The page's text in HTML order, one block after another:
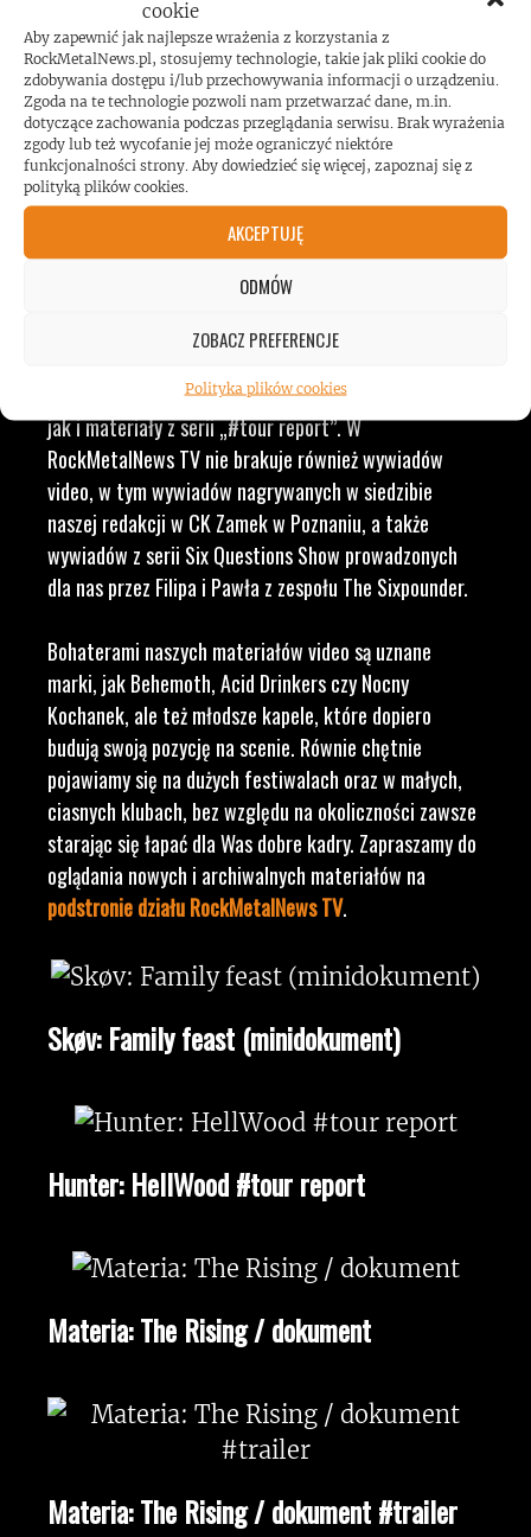
cookie
Aby zapewnić jak najlepsze wrażenia z korzystania z
RockMetalNews.pl, stosujemy technologie, takie jak pliki cookie do
zdobywania dostępu i/lub przechowywania informacji o urządzeniu.
Zgoda na te technologie pozwoli nam przetwarzać dane, m.in.
dotyczące zachowania podczas przeglądania serwisu. Brak wyrażenia
zgody lub też wycofanie jej może ograniczyć niektóre
funkcjonalności strony. Aby dowiedzieć się więcej, zapoznaj się z
polityką plików cookies.
AKCEPTUJĘ
ODMÓW
ZOBACZ PREFERENCJE
Polityka plików cookies
LUDZI ZWIĄZANYCH Z
MUZYKĄ, BY DOSTARCZAĆ
WAM NAJLEPSZE TREŚCI
VIDEO
RockMetalNews TV to ogólny dział, w którym
różnych serii. Znajdziecie tu zarówno minidokumenty,
jak i materiały z serii „#tour report”. W
RockMetalNews TV nie brakuje również wywiadów
video, w tym wywiadów nagrywanych w siedzibie
naszej redakcji w CK Zamek w Poznaniu, a także
wywiadów z serii Six Questions Show prowadzonych
dla nas przez Filipa i Pawła z zespołu The Sixpounder.
Bohaterami naszych materiałów video są uznane
marki, jak Behemoth, Acid Drinkers czy Nocny
Kochanek, ale też młodsze kapele, które dopiero
budują swoją pozycję na scenie. Równie chętnie
pojawiamy się na dużych festiwalach oraz w małych,
ciasnych klubach, bez względu na okoliczności zawsze
starając się łapać dla Was dobre kadry. Zapraszamy do
oglądania nowych i archiwalnych materiałów na
podstronie działu RockMetalNews TV.
Skøv: Family feast (minidokument)
Hunter: HellWood #tour report
Materia: The Rising / dokument
Materia: The Rising / dokument #trailer